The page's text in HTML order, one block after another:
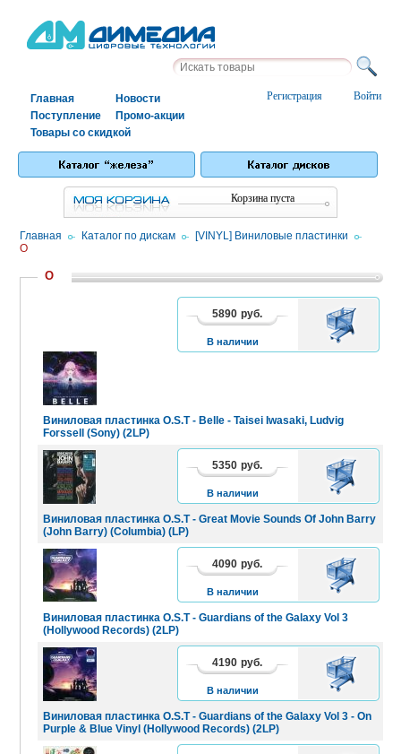
Войти
Регистрация
Главная
Новости
Поступление
Промо-акции
Товары со скидкой
Корзина пуста
Главная / Каталог по дискам / [VINYL] Виниловые пластинки /
O
O
1 2 3
Виниловая пластинка O.S.T - Belle - Taisei Iwasaki, Ludvig
Forssell (Sony) (2LP)
5890 руб.
В наличии
В
КОРЗИНУ
Виниловая пластинка O.S.T - Great Movie Sounds Of John Barry
(John Barry) (Columbia) (LP)
5350 руб.
В наличии
В
КОРЗИНУ
Виниловая пластинка O.S.T - Guardians of the Galaxy Vol 3
(Hollywood Records) (2LP)
4090 руб.
В наличии
В
КОРЗИНУ
Виниловая пластинка O.S.T - Guardians of the Galaxy Vol 3 - On
Purple & Blue Vinyl (Hollywood Records) (2LP)
4190 руб.
В наличии
В
КОРЗИНУ